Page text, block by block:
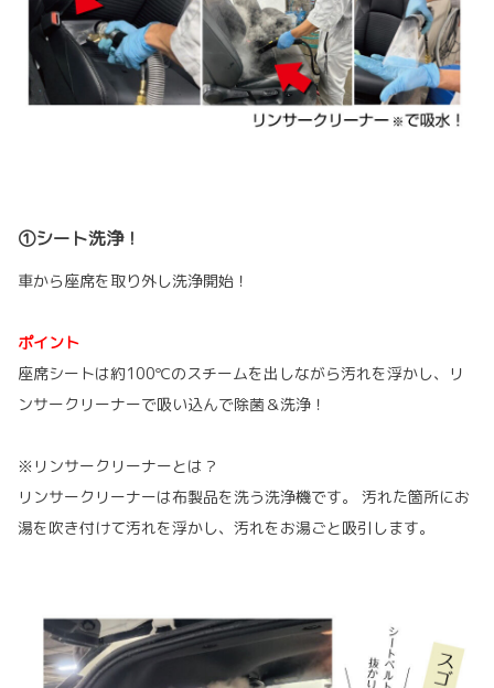
①シート洗浄！
車から座席を取り外し洗浄開始！
ポイント
座席シートは約100℃のスチームを出しながら汚れを浮かし、リ
ンサークリーナーで吸い込んで除菌＆洗浄！
※リンサークリーナーとは？
リンサークリーナーは布製品を洗う洗浄機です。 汚れた箇所にお
湯を吹き付けて汚れを浮かし、汚れをお湯ごと吸引します。